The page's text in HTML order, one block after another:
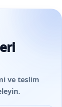
ve teslim